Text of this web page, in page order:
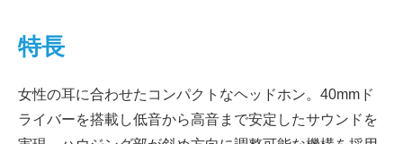
特長
女性の耳に合わせたコンパクトなヘッドホン。40mmド
ライバーを搭載し低音から高音まで安定したサウンドを